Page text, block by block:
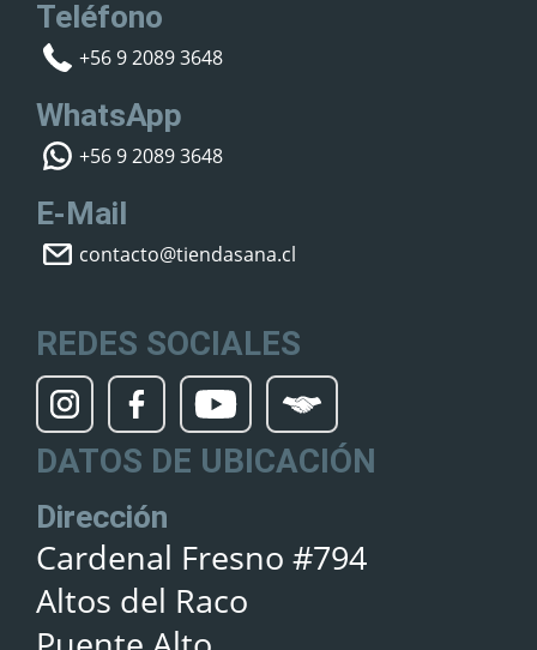
Teléfono
+56 9 2089 3648
WhatsApp
+56 9 2089 3648
E-Mail
contacto@tiendasana.cl
REDES SOCIALES
DATOS DE UBICACIÓN
Dirección
Cardenal Fresno #794
Altos del Raco